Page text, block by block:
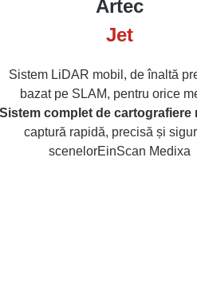
Artec
Jet
Sistem LiDAR mobil, de înaltă
bazat pe SLAM, pentru orice
Sistem complet de cartografiere
captură rapidă, precisă și
scenelorEinScan Medixa